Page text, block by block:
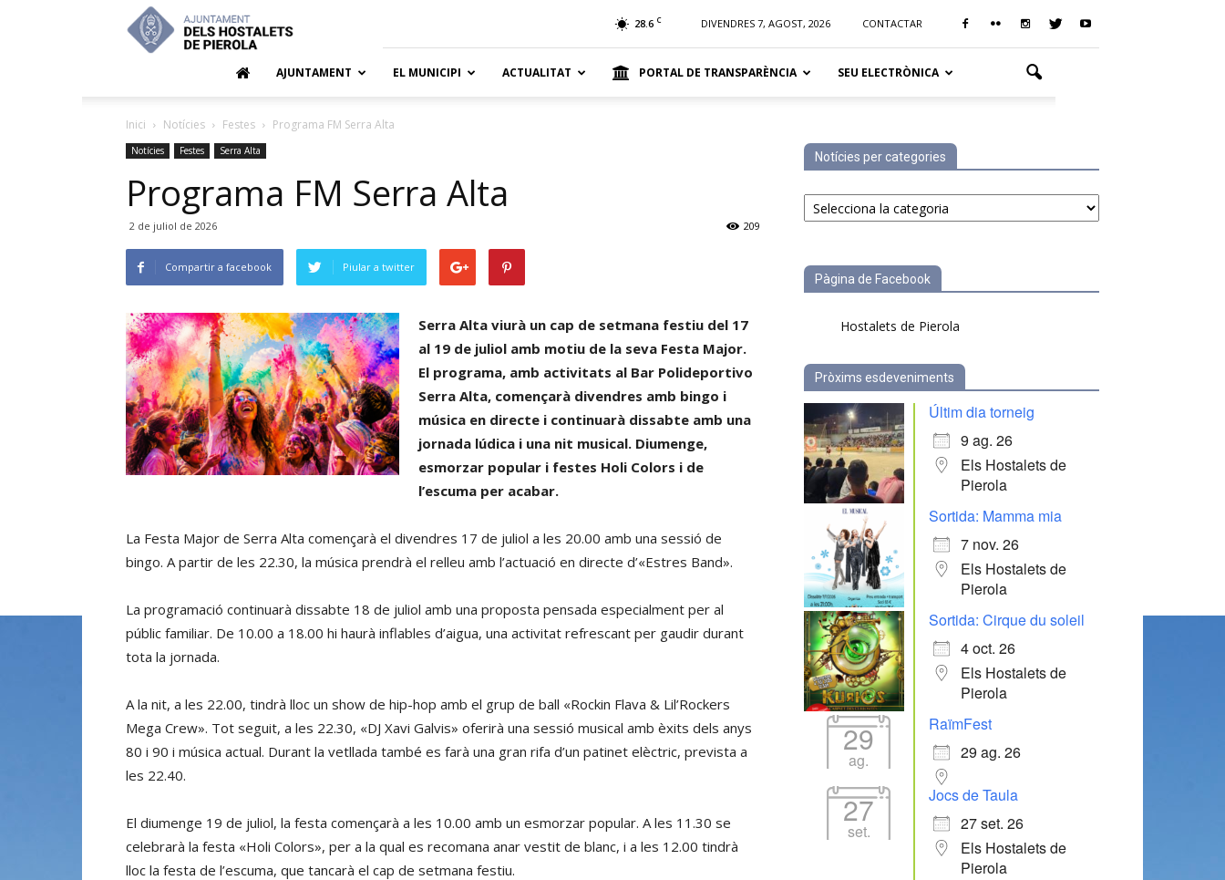
Hostalets
de
28.6 C DIVENDRES 7, AGOST, 2026 CONTACTAR
AJUNTAMENT EL MUNICIPI ACTUALITAT PORTAL DE TRANSPARÈNCIA SEU ELECTRÒNICA
Inici Notícies Festes Programa FM Serra Alta
Notícies Festes Serra Alta
Programa FM Serra Alta
2 de juliol de 2026 209
Compartir a facebook Piular a twitter
Serra Alta viurà un cap de setmana festiu del 17
al 19 de juliol amb motiu de la seva Festa Major.
El programa, amb activitats al Bar Polideportivo
Serra Alta, començarà divendres amb bingo i
música en directe i continuarà dissabte amb una
jornada lúdica i una nit musical. Diumenge,
esmorzar popular i festes Holi Colors i de
l’escuma per acabar.
La Festa Major de Serra Alta començarà el divendres 17 de juliol a les 20.00 amb una sessió de
bingo. A partir de les 22.30, la música prendrà el relleu amb l’actuació en directe d’«Estres Band».
La programació continuarà dissabte 18 de juliol amb una proposta pensada especialment per al
públic familiar. De 10.00 a 18.00 hi haurà inflables d’aigua, una activitat refrescant per gaudir durant
tota la jornada.
A la nit, a les 22.00, tindrà lloc un show de hip-hop amb el grup de ball «Rockin Flava & Lil’Rockers
Mega Crew». Tot seguit, a les 22.30, «DJ Xavi Galvis» oferirà una sessió musical amb èxits dels anys
80 i 90 i música actual. Durant la vetllada també es farà una gran rifa d’un patinet elèctric, prevista a
les 22.40.
El diumenge 19 de juliol, la festa començarà a les 10.00 amb un esmorzar popular. A les 11.30 se
celebrarà la festa «Holi Colors», per a la qual es recomana anar vestit de blanc, i a les 12.00 tindrà
lloc la festa de l’escuma, que tancarà el cap de setmana festiu.
Notícies per categories
Notícies
per
Pàgina de Facebook
Hostalets de Pierola
Pròxims esdeveniments
Últim dia torneig
9 ag. 26
Els Hostalets de
Pierola
Sortida: Mamma mia
7 nov. 26
Els Hostalets de
Pierola
Sortida: Cirque du soleil
4 oct. 26
Els Hostalets de
Pierola
29
ag.
RaïmFest
29 ag. 26
27
set.
Jocs de Taula
27 set. 26
Els Hostalets de
Pierola